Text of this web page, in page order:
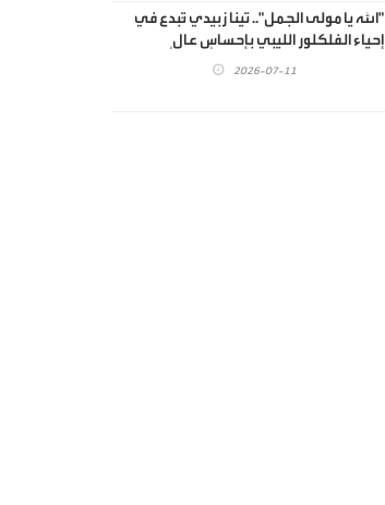
"الله يا مولى الجمل".. تينا زبيدي تُبدع في
إحياء الفلكلور الليبي بإحساسٍ عالٍ
2026-07-11